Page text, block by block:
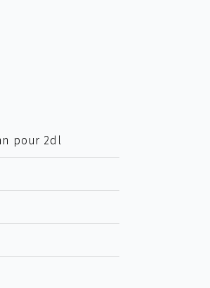
pour 2dl